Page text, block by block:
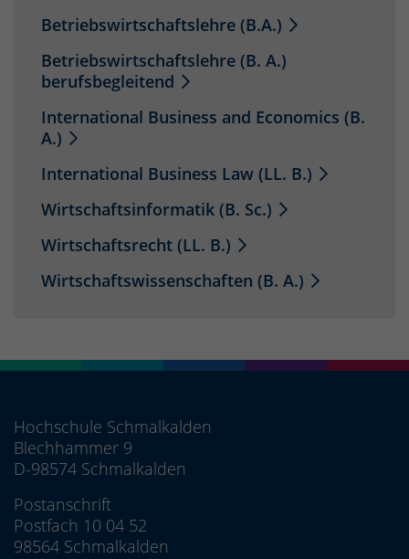
Betriebswirtschaftslehre (B.A.)
Betriebswirtschaftslehre (B. A.)
berufsbegleitend
International Business and Economics (B.
A.)
International Business Law (LL. B.)
Wirtschaftsinformatik (B. Sc.)
Wirtschaftsrecht (LL. B.)
Wirtschaftswissenschaften (B. A.)
Hochschule Schmalkalden
Blechhammer 9
D-98574 Schmalkalden
Postanschrift
Postfach 10 04 52
98564 Schmalkalden